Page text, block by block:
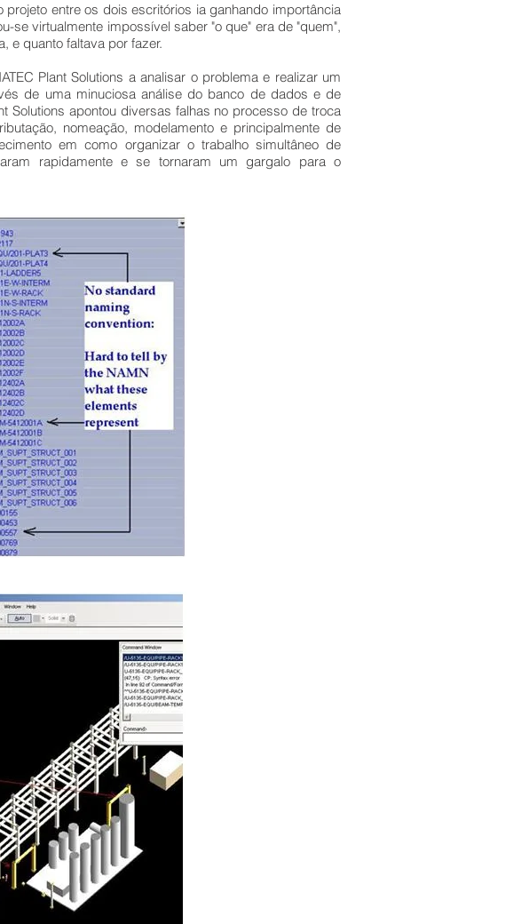
entre os dois escritórios ia ganhando importância
se virtualmente impossível saber "o que" era de "quem",
e quanto faltava por fazer.
Plant Solutions a analisar o problema e realizar um
de uma minuciosa análise do banco de dados e de
Solutions apontou diversas falhas no processo de troca
nomeação, modelamento e principalmente de
em como organizar o trabalho simultâneo de
rapidamente e se tornaram um gargalo para o